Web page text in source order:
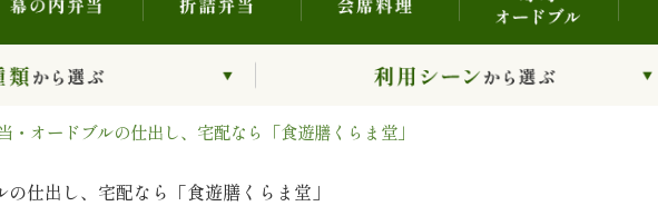
・オードブルの仕出し、宅配なら「食遊膳くらま堂」
仕出し、宅配なら「食遊膳くらま堂」